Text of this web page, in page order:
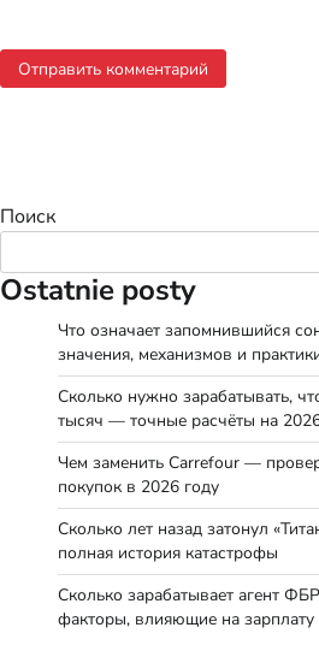
Поиск
Ostatnie posty
Что означает запомнившийся
значения, механизмов и
Сколько нужно зарабатывать,
тысяч — точные расчёты на
Чем заменить Carrefour —
покупок в 2026 году
Сколько лет назад затонул
полная история катастрофы
Сколько зарабатывает агент
факторы, влияющие на зарплату